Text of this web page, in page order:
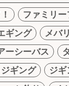
ファミリ
ギング
メバ
ーシーバス
ギング
ジ